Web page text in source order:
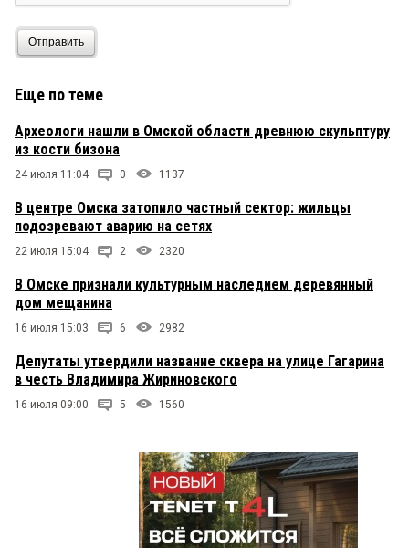
Отправить
Еще по теме
Археологи нашли в Омской области древнюю скульптуру
из кости бизона
24 июля 11:04 0 1137
В центре Омска затопило частный сектор: жильцы
подозревают аварию на сетях
22 июля 15:04 2 2320
В Омске признали культурным наследием деревянный
дом мещанина
16 июля 15:03 6 2982
Депутаты утвердили название сквера на улице Гагарина
в честь Владимира Жириновского
16 июля 09:00 5 1560